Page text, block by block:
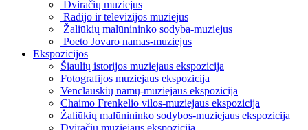
Dviračių muziejus
Radijo ir televizijos muziejus
Žaliūkių malūnininko sodyba-muziejus
Poeto Jovaro namas-muziejus
Ekspozicijos
Šiaulių istorijos muziejaus ekspozicija
Fotografijos muziejaus ekspozicija
Venclauskių namų-muziejaus ekspozicija
Chaimo Frenkelio vilos-muziejaus ekspozicija
Žaliūkių malūnininko sodybos-muziejaus ekspozicija
Dviračių muziejaus ekspozicija